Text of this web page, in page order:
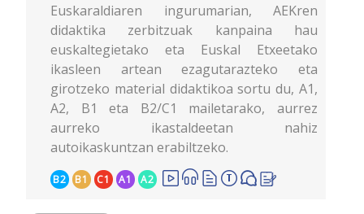
Euskaraldiaren ingurumarian, AEKren
didaktika zerbitzuak kanpaina hau
euskaltegietako eta Euskal Etxeetako
ikasleen artean ezagutarazteko eta
girotzeko material didaktikoa sortu du, A1,
A2, B1 eta B2/C1 mailetarako, aurrez
aurreko ikastaldeetan nahiz
autoikaskuntzan erabiltzeko.
B2 B1 C1 A1 A2